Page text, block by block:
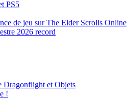
PS5
de jeu sur The Elder Scrolls Online
2026 record
Dragonflight et Objets
!